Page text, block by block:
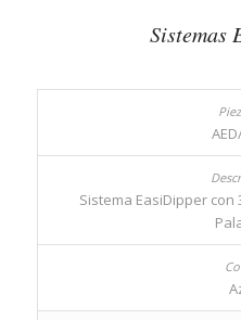
Sistemas
Sistema EasiDipper con